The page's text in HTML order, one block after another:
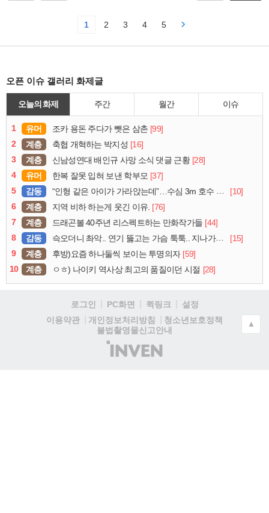
1 2 3 4 5
오픈 이슈 갤러리 화제글
오늘의 화제 주간 월간 이슈
1 유머 조카 용돈 주다가 뺏은 삼촌 [99]
2
계층 축협 개혁하는 박지성 [16]
3
계층 신남성연대 배인규 사망 소식 댓글 근황 [28]
4
유머 한복 잘못 입혀 보낸 학부모 [37]
5
감동 “인형 같은 아이가 가라앉는데”…수심 3m 호수 뛰어든 60대 의인
[10]
6
계층 지역 비하 하는게 웃긴 이유. [76]
7
계층 드래곤볼 40주년 리스펙트하는 만화작가들 [44]
8
감동 슥오더니 촤악.. 연기 뚫고는 가슴 툭툭.. 지나가던 아재의 정체
[15]
9
계층 후방)요즘 하나둘씩 보이는 투명의자 [59]
10
계층 ㅇㅎ) 나이키 역사상 최고의 품질이던 시절 [28]
로그인 PC화면 퀵링크
설정
이용약관
개인정보처리방침
청소년보호정책
불법촬영물신고안내
(주)
인
▲